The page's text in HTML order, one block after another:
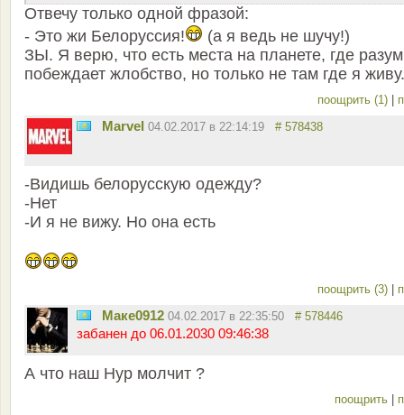
Отвечу только одной фразой:
- Это жи Белоруссия!
(а я ведь не шучу!)
ЗЫ. Я верю, что есть места на планете, где разум
побеждает жлобство, но только не там где я живу.
поощрить (1)
Marvel 04.02.2017 в 22:14:19 # 578438
-Видишь белорусскую одежду?
-Нет
-И я не вижу. Но она есть
поощрить (3)
Маке0912 04.02.2017 в 22:35:50 # 578446
забанен до 06.01.2030 09:46:38
А что наш Нур молчит ?
поощрить